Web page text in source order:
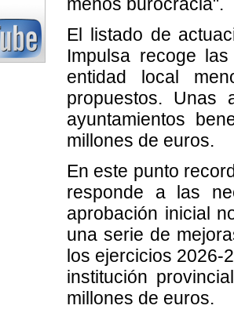
El listado de
Impulsa recoge
entidad local
propuestos. Unas
ayuntamientos
millones de euros.
En este punto
responde a las
aprobación inicial
una serie de
los ejercicios 2026-
institución
millones de euros.